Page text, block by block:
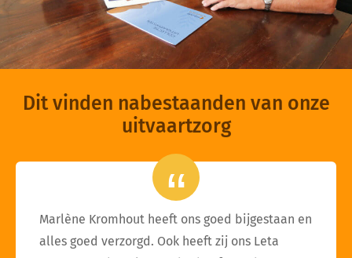
Dit vinden nabestaanden van onze
uitvaartzorg
Marlène Kromhout heeft ons goed bijgestaan en
alles goed verzorgd. Ook heeft zij ons Leta